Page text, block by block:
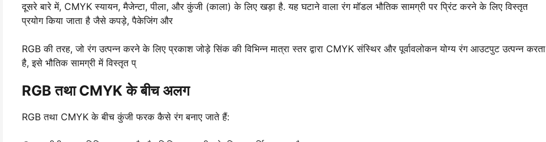
दूसरे बारे में, CMYK स्यायन, मैजेन्टा, पीला, और कुंजी (काला) के लिए खड़ा है. यह घटाने वाला रंग मॉडल भौतिक सामग्री पर प्रिंट करने के लिए विस्तृत
प्रयोग किया जाता है जैसे कपड़े, पैकेजिंग और
RGB की तरह, जो रंग उत्पन्न करने के लिए प्रकाश जोड़े सिंक की विभिन्न मात्रा स्तर द्वारा CMYK संस्थिर और पूर्वावलोकन योग्य रंग आउटपुट उत्पन्न करता
है, इसे भौतिक सामग्री में विस्तृत प्
RGB तथा CMYK के बीच अलग
RGB तथा CMYK के बीच कुंजी फरक कैसे रंग बनाए जाते हैं: